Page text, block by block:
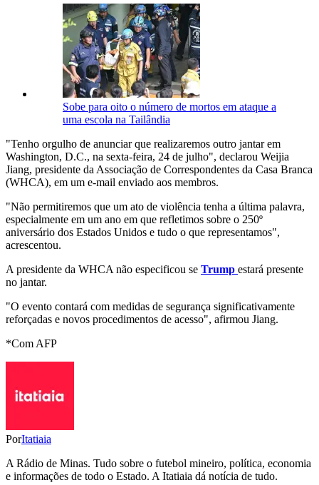
Sobe para oito o número de mortos em ataque a
uma escola na Tailândia
"Tenho orgulho de anunciar que realizaremos outro jantar em
Washington, D.C., na sexta-feira, 24 de julho", declarou Weijia
Jiang, presidente da Associação de Correspondentes da Casa Branca
(WHCA), em um e-mail enviado aos membros.
"Não permitiremos que um ato de violência tenha a última palavra,
especialmente em um ano em que refletimos sobre o 250º
aniversário dos Estados Unidos e tudo o que representamos",
acrescentou.
A presidente da WHCA não especificou se Trump estará presente
no jantar.
"O evento contará com medidas de segurança significativamente
reforçadas e novos procedimentos de acesso", afirmou Jiang.
*Com AFP
PorItatiaia
A Rádio de Minas. Tudo sobre o futebol mineiro, política, economia
e informações de todo o Estado. A Itatiaia dá notícia de tudo.